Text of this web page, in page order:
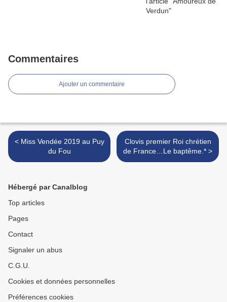
Commentaires
Ajouter un commentaire
< Miss Vendée 2019 au Puy
du Fou
Clovis premier Roi chrétien
de France…Le baptême.* >
Hébergé par Canalblog
Top articles
Pages
Contact
Signaler un abus
C.G.U.
Cookies et données personnelles
Préférences cookies